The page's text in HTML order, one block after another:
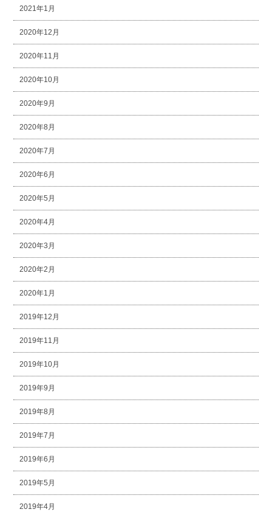
2021年1月
2020年12月
2020年11月
2020年10月
2020年9月
2020年8月
2020年7月
2020年6月
2020年5月
2020年4月
2020年3月
2020年2月
2020年1月
2019年12月
2019年11月
2019年10月
2019年9月
2019年8月
2019年7月
2019年6月
2019年5月
2019年4月